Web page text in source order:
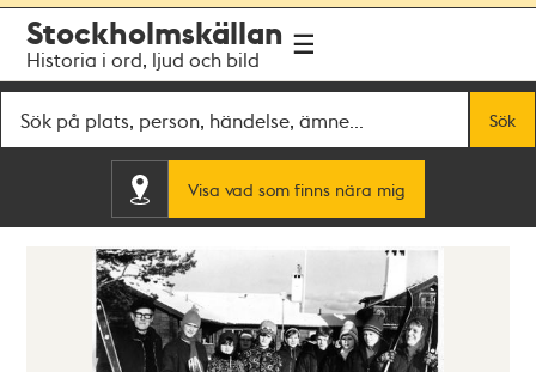
navigationen
huvudinnehållet
Stockholmskällan
Historia i ord, ljud och bild
Sök
Visa vad som finns nära mig